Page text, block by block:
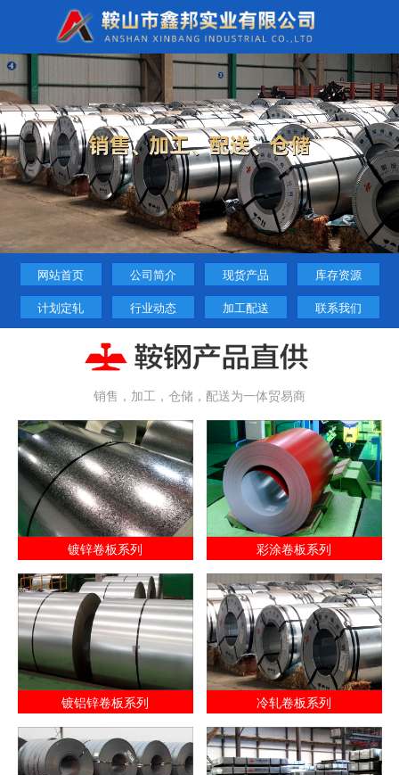
网站首页 公司简介 现货产品
库存资源
计划定轧
行业动态 加工配送 联系我们
销售，加工，仓储，配送为一体贸易商
镀锌卷板系列 彩涂卷板系列
镀铝锌卷板系列 冷轧卷板系列